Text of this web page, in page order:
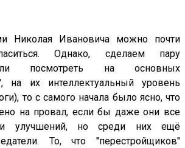
Николая Ивановича можно почти
Однако, сделаем пару
посмотреть на основных
на их интеллектуальный уровень
то с самого начала было ясно, что
на провал, если бы даже они все
улучшений, но среди них ещё
То, что "перестройщиков"